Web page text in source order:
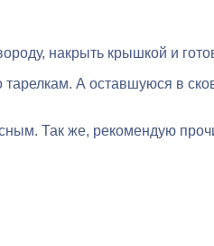
накрыть крышкой и
А оставшуюся в
Так же, рекомендую